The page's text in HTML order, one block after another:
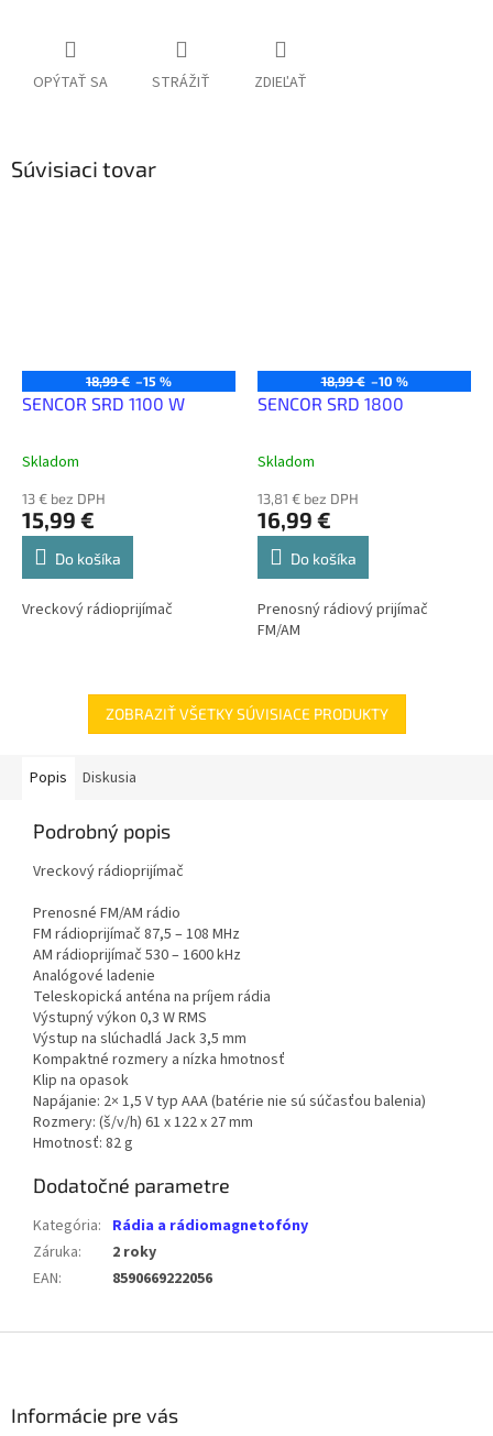
OPÝTAŤ SA STRÁŽIŤ ZDIEĽAŤ
Súvisiaci tovar
18,99 € –15 %
SENCOR SRD 1100 W
Skladom
13 € bez DPH
15,99 €
Do košíka
Vreckový rádioprijímač
18,99 € –10 %
SENCOR SRD 1800
Skladom
13,81 € bez DPH
16,99 €
Do košíka
Prenosný rádiový prijímač
FM/AM
ZOBRAZIŤ VŠETKY SÚVISIACE PRODUKTY
Popis Diskusia
Podrobný popis
Vreckový rádioprijímač
Prenosné FM/AM rádio
FM rádioprijímač 87,5 – 108 MHz
AM rádioprijímač 530 – 1600 kHz
Analógové ladenie
Teleskopická anténa na príjem rádia
Výstupný výkon 0,3 W RMS
Výstup na slúchadlá Jack 3,5 mm
Kompaktné rozmery a nízka hmotnosť
Klip na opasok
Napájanie: 2× 1,5 V typ AAA (batérie nie sú súčasťou balenia)
Rozmery: (š/v/h) 61 x 122 x 27 mm
Hmotnosť: 82 g
Dodatočné parametre
Kategória: Rádia a rádiomagnetofóny
Záruka:
2 roky
EAN: 8590669222056
Informácie pre vás